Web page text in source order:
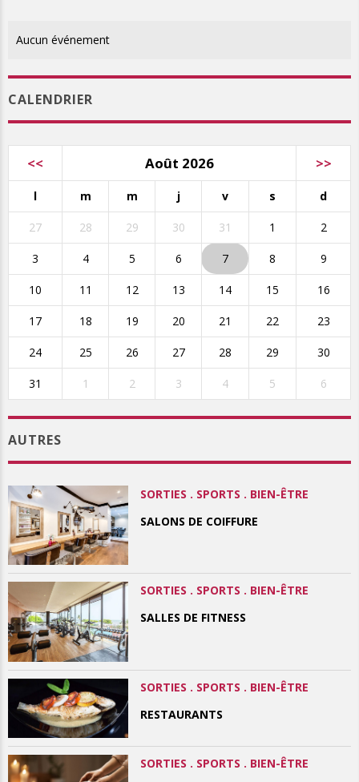
Aucun événement
CALENDRIER
<< Août 2026 >>
l m m j v s d
27 28 29 30 31 1 2
3 4 5 6 7 8 9
10 11 12 13 14 15 16
17 18 19 20 21 22 23
24 25 26 27 28 29 30
31 1 2 3 4 5 6
AUTRES
SORTIES . SPORTS . BIEN-ÊTRE
SALONS DE COIFFURE
SORTIES . SPORTS . BIEN-ÊTRE
SALLES DE FITNESS
SORTIES . SPORTS . BIEN-ÊTRE
RESTAURANTS
SORTIES . SPORTS . BIEN-ÊTRE